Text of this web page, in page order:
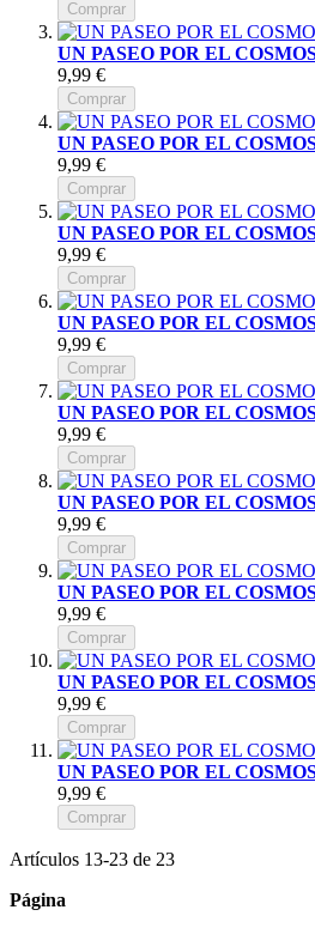
Comprar
UN PASEO POR EL
9,99 €
Comprar
UN PASEO POR EL
9,99 €
Comprar
UN PASEO POR EL
9,99 €
Comprar
UN PASEO POR EL
9,99 €
Comprar
UN PASEO POR EL
9,99 €
Comprar
UN PASEO POR EL
9,99 €
Comprar
UN PASEO POR EL
9,99 €
Comprar
UN PASEO POR EL
9,99 €
Comprar
UN PASEO POR EL
9,99 €
Comprar
Artículos 13-23 de 23
Página